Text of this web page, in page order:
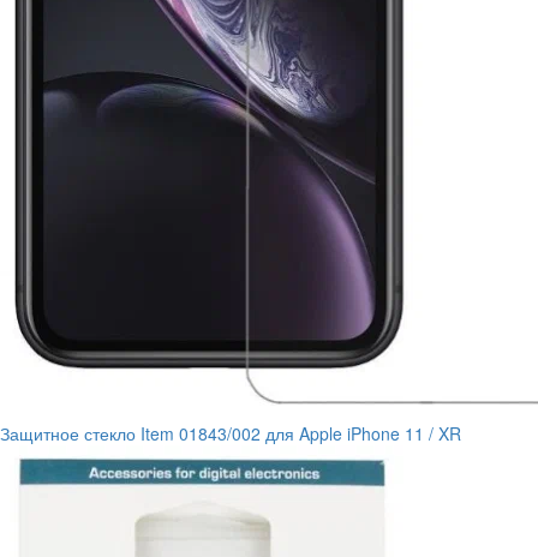
Защитное стекло Item 01843/002 для Apple iPhone 11 / XR